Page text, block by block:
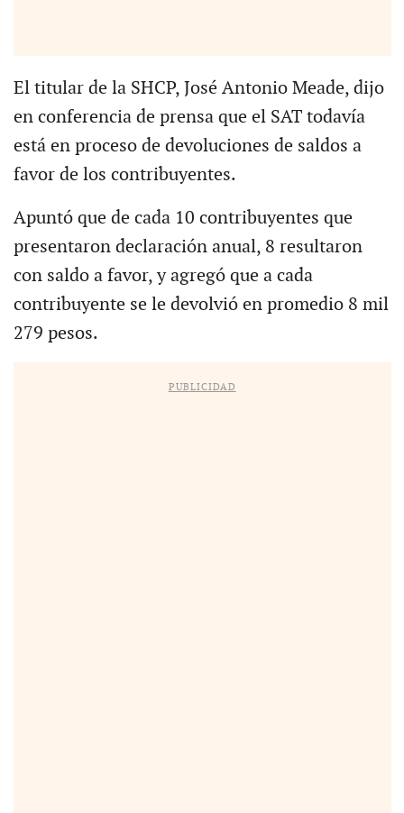
El titular de la SHCP, José Antonio Meade, dijo
en conferencia de prensa que el SAT todavía
está en proceso de devoluciones de saldos a
favor de los contribuyentes.
Apuntó que de cada 10 contribuyentes que
presentaron declaración anual, 8 resultaron
con saldo a favor, y agregó que a cada
contribuyente se le devolvió en promedio 8 mil
279 pesos.
PUBLICIDAD